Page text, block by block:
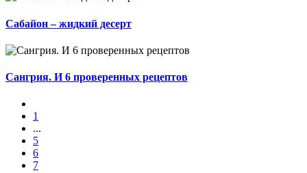
Сабайон – жидкий десерт
Сангрия. И 6 проверенных рецептов
1
...
5
6
7